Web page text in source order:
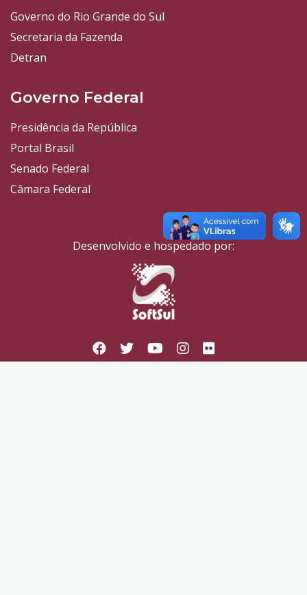
Governo do Rio Grande do Sul
Secretaria da Fazenda
Detran
Governo Federal
Presidência da República
Portal Brasil
Senado Federal
Câmara Federal
Desenvolvido e hospedado por: